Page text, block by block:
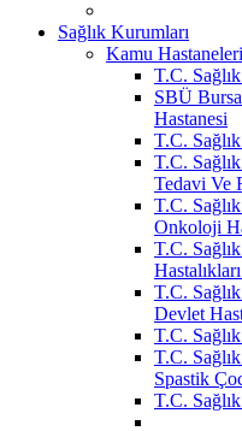
Sağlık Kurumları
Kamu Hastaneleri
T.C.
SBÜ
Hastanesi
T.C.
T.C.
Tedavi Ve
T.C.
Onkoloji
T.C.
T.C.
Devlet
T.C.
T.C.
Spastik
T.C.